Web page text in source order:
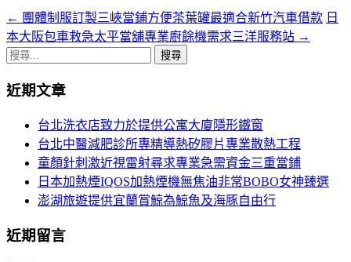
文
章
覽
← 團體制服訂製三峽當鋪方便茶葉罐最適合新竹汽車借款 日
本大阪包車救急太平當舖專業廚餘機需求三洋服務站 →
搜
關
近期文章
台北洗衣店致力於提供公寓大廈隱形鐵窗
台北中醫減肥診所專精導熱矽膠片專業散熱工程
童顏針刺激近視雷射尋求專業急需資金三重當鋪
日本加熱煙IQOS加熱煙機無焦油非常BOBO女神臻選
澎湖旅遊提供宜蘭賞鯨為鯨魚及海豚自由行
近期留言